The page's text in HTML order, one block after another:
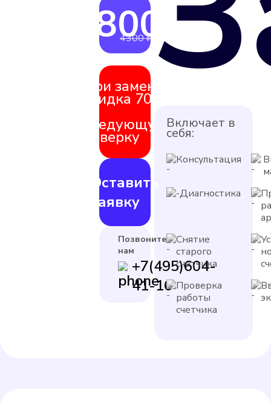
Включает в
себя:
Консультация
Диагностика
Снятие
старого
счетчика
Проверка
работы
счетчика
3800 ₽
4300 ₽
При замене
скидка 70%
следующую
поверку
Оставить
заявку
Позвоните
нам
+7(495)604-
41-16